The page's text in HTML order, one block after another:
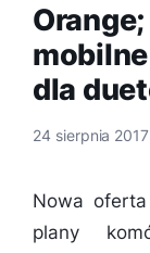
dla
24 sierpnia 2017
Nowa
plany